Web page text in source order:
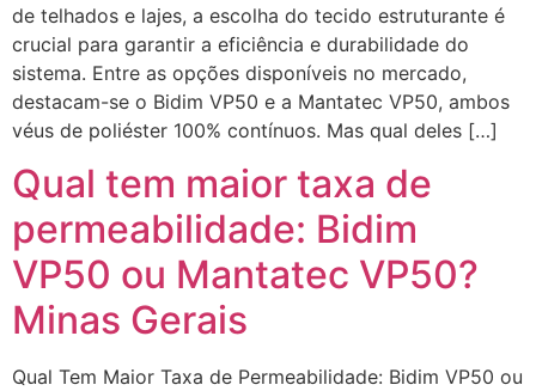
de telhados e lajes, a escolha do tecido estruturante é
crucial para garantir a eficiência e durabilidade do
sistema. Entre as opções disponíveis no mercado,
destacam-se o Bidim VP50 e a Mantatec VP50, ambos
véus de poliéster 100% contínuos. Mas qual deles […]
Qual tem maior taxa de
permeabilidade: Bidim
VP50 ou Mantatec VP50?
Minas Gerais
Qual Tem Maior Taxa de Permeabilidade: Bidim VP50 ou